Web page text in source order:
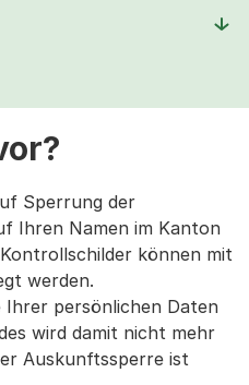
Sperrung der
Ihren Namen im Kanton
können mit
werden.
Ihrer persönlichen Daten
wird damit nicht mehr
Auskunftssperre ist